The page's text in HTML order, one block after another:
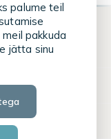
palume teil
pakkuda
jätta sinu